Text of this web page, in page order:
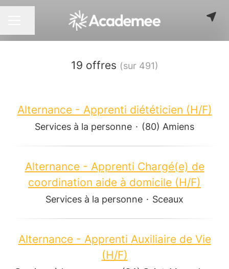
MENU CARRIÈRE
Partager la page
19 offres (sur 491)
Alternance - Apprenti diététicien (H/F)
Services à la personne · (80) Amiens
Alternance - Apprenti Chargé(e) de
coordination aide à domicile (H/F)
Services à la personne · Sceaux
Alternance - Apprenti Auxiliaire de Vie
(H/F)